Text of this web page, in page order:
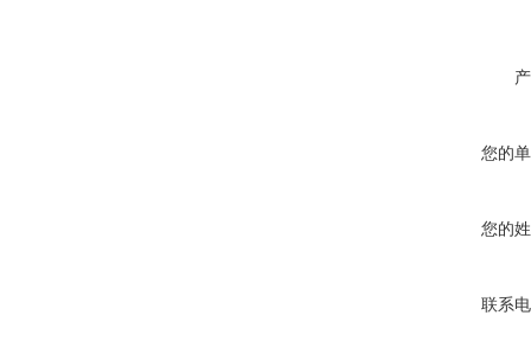
您的
您的
联系